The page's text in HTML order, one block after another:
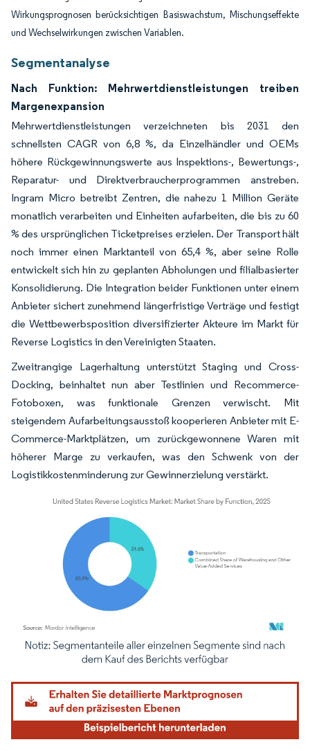
Wirkungsprognosen berücksichtigen Basiswachstum, Mischungseffekte
und Wechselwirkungen zwischen Variablen.
Segmentanalyse
Nach Funktion: Mehrwertdienstleistungen treiben
Margenexpansion
Mehrwertdienstleistungen verzeichneten bis 2031 den
schnellsten CAGR von 6,8 %, da Einzelhändler und OEMs
höhere Rückgewinnungswerte aus Inspektions-, Bewertungs-,
Reparatur- und Direktverbraucherprogrammen anstreben.
Ingram Micro betreibt Zentren, die nahezu 1 Million Geräte
monatlich verarbeiten und Einheiten aufarbeiten, die bis zu 60
% des ursprünglichen Ticketpreises erzielen. Der Transport hält
noch immer einen Marktanteil von 65,4 %, aber seine Rolle
entwickelt sich hin zu geplanten Abholungen und filialbasierter
Konsolidierung. Die Integration beider Funktionen unter einem
Anbieter sichert zunehmend längerfristige Verträge und festigt
die Wettbewerbsposition diversifizierter Akteure im Markt für
Reverse Logistics in den Vereinigten Staaten.
Zweitrangige Lagerhaltung unterstützt Staging und Cross-
Docking, beinhaltet nun aber Testlinien und Recommerce-
Fotoboxen, was funktionale Grenzen verwischt. Mit
steigendem Aufarbeitungsausstoß kooperieren Anbieter mit E-
Commerce-Marktplätzen, um zurückgewonnene Waren mit
höherer Marge zu verkaufen, was den Schwenk von der
Logistikkostenminderung zur Gewinnerzielung verstärkt.
Bild © Mordor Intelligence. Wiederverwendung erfordert Namensnennung